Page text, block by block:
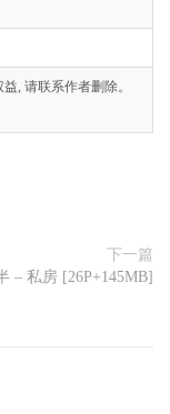
, 请联系作者删除。
下一篇
– 私房 [26P+145MB]